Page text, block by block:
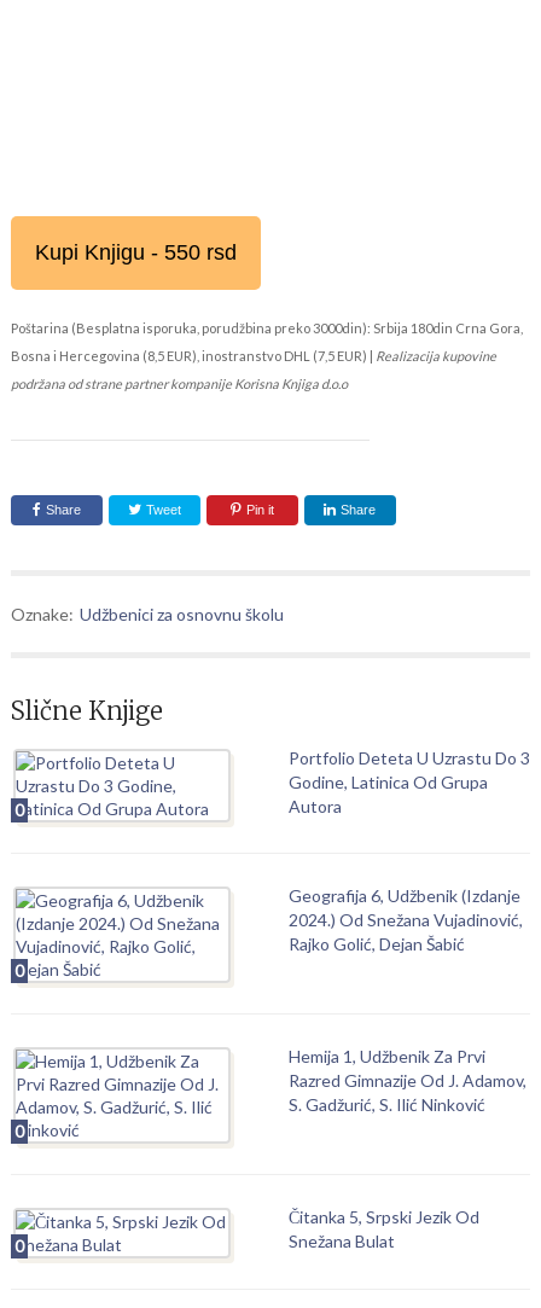
Kupi Knjigu - 550 rsd
Poštarina (Besplatna isporuka, porudžbina preko 3000din): Srbija 180din Crna Gora,
Bosna i Hercegovina (8,5 EUR), inostranstvo DHL (7,5 EUR) | Realizacija kupovine
podržana od strane partner kompanije Korisna Knjiga d.o.o
Share Tweet Pin it Share
Oznake: Udžbenici za osnovnu školu
Slične Knjige
0
Portfolio Deteta U Uzrastu Do 3
Godine, Latinica Od Grupa
Autora
0
Geografija 6, Udžbenik (Izdanje
2024.) Od Snežana Vujadinović,
Rajko Golić, Dejan Šabić
0
Hemija 1, Udžbenik Za Prvi
Razred Gimnazije Od J. Adamov,
S. Gadžurić, S. Ilić Ninković
0
Čitanka 5, Srpski Jezik Od
Snežana Bulat